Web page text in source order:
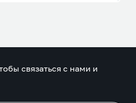
связаться с нами и